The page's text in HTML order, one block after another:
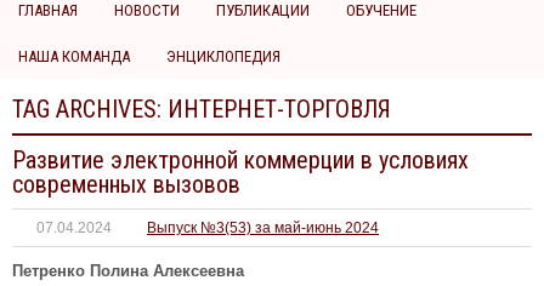
ГЛАВНАЯ НОВОСТИ ПУБЛИКАЦИИ ОБУЧЕНИЕ
НАША КОМАНДА ЭНЦИКЛОПЕДИЯ
TAG ARCHIVES: ИНТЕРНЕТ-ТОРГОВЛЯ
Развитие электронной коммерции в условиях
современных вызовов
07.04.2024 Выпуск №3(53) за май-июнь 2024
Петренко Полина Алексеевна